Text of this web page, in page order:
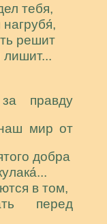
тебя,
решит
правду
мир от
добра
в том,
перед